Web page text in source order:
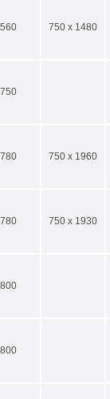
560
750 x 1480
750
780
750 x 1960
780
750 x 1930
800
800